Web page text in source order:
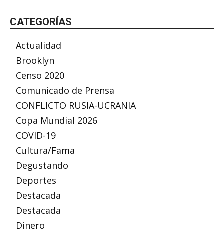
CATEGORÍAS
Actualidad
Brooklyn
Censo 2020
Comunicado de Prensa
CONFLICTO RUSIA-UCRANIA
Copa Mundial 2026
COVID-19
Cultura/Fama
Degustando
Deportes
Destacada
Destacada
Dinero